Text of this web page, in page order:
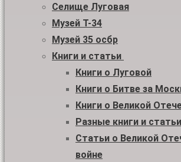
Селище Луговая
Музей Т-34
Музей 35 осбр
Книги и статьи
Книги о Луговой
Книги о Битве за
Книги о Великой
Разные книги и статьи
Статьи о Великой
войне